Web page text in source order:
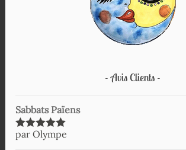
Avis Clients
Sabbats Païens
Note5sur
par Olympe